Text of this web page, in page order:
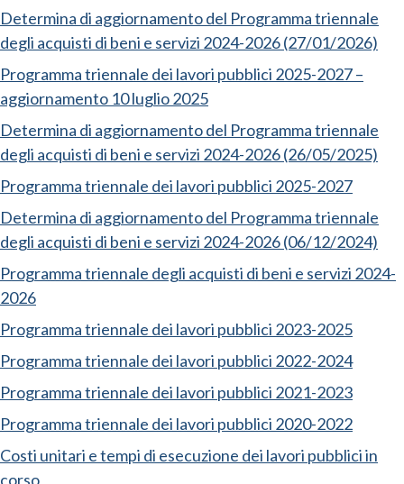
Determina di aggiornamento del Programma triennale
degli acquisti di beni e servizi 2024-2026 (27/01/2026)
Programma triennale dei lavori pubblici 2025-2027 –
aggiornamento 10 luglio 2025
Determina di aggiornamento del Programma triennale
degli acquisti di beni e servizi 2024-2026 (26/05/2025)
Programma triennale dei lavori pubblici 2025-2027
Determina di aggiornamento del Programma triennale
degli acquisti di beni e servizi 2024-2026 (06/12/2024)
Programma triennale degli acquisti di beni e servizi 2024-
2026
Programma triennale dei lavori pubblici 2023-2025
Programma triennale dei lavori pubblici 2022-2024
Programma triennale dei lavori pubblici 2021-2023
Programma triennale dei lavori pubblici 2020-2022
Costi unitari e tempi di esecuzione dei lavori pubblici in
corso